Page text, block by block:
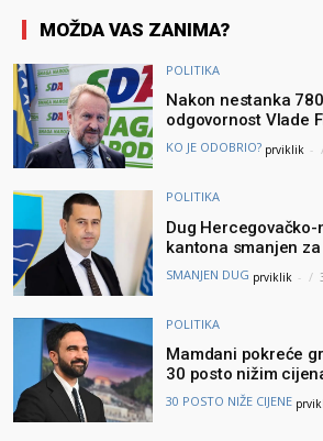
MOŽDA VAS ZANIMA?
POLITIKA
Nakon nestanka
odgovornost Vlade
Igmana
KO JE ODOBRIO? prviklik -
POLITIKA
Dug
kantona smanjen
najnoviji podaci
SMANJEN DUG prviklik -
POLITIKA
Mamdani pokreće
30 posto nižim
brinuti može li
30 POSTO NIŽE CIJENE